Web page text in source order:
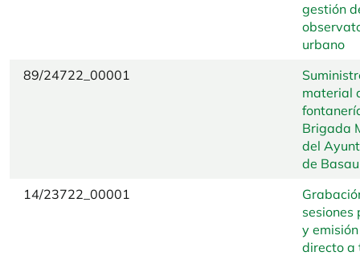
gestión
urbano
89/24722_00001
material
Brigada
del
de
14/23722_00001
sesiones
y
directo a